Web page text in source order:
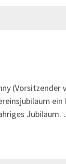
(Vorsitzender